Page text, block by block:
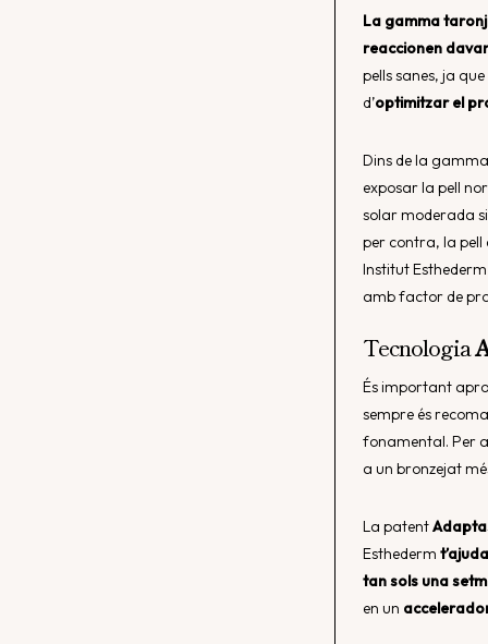
La gamma
reaccionen
pells sanes, ja
d’optimitzar el
Dins de la
exposar la pell
solar moderada
per contra, la
Institut
amb factor de
Tecnologia
És important
sempre és
fonamental. Per
a un bronzejat
La patent
Esthederm
tan sols una
en un